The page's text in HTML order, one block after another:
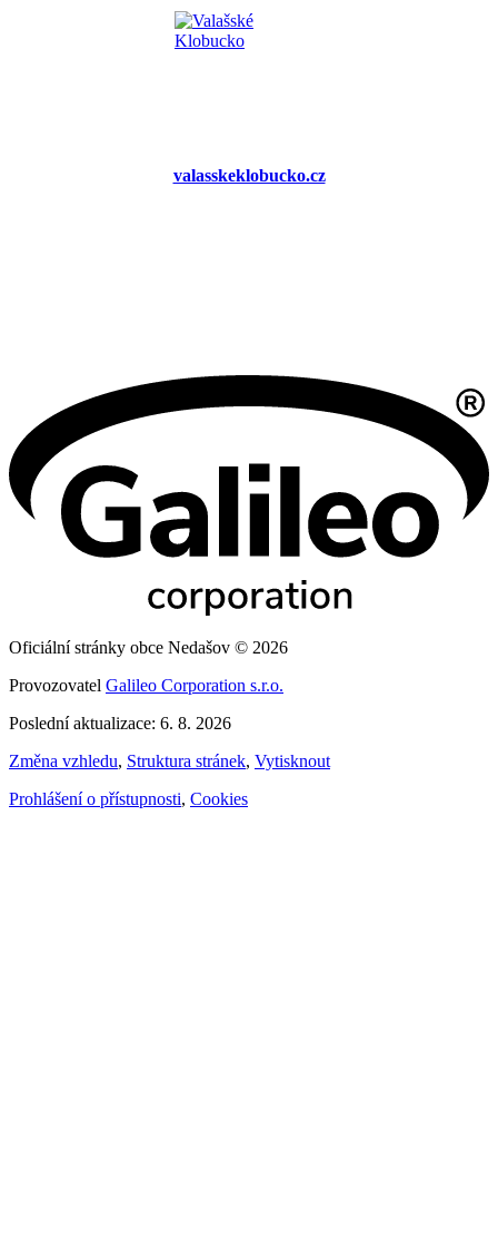
valasskeklobucko.cz
Oficiální stránky obce Nedašov © 2026
Provozovatel Galileo Corporation s.r.o.
Poslední aktualizace: 6. 8. 2026
Změna vzhledu, Struktura stránek, Vytisknout
Prohlášení o přístupnosti, Cookies